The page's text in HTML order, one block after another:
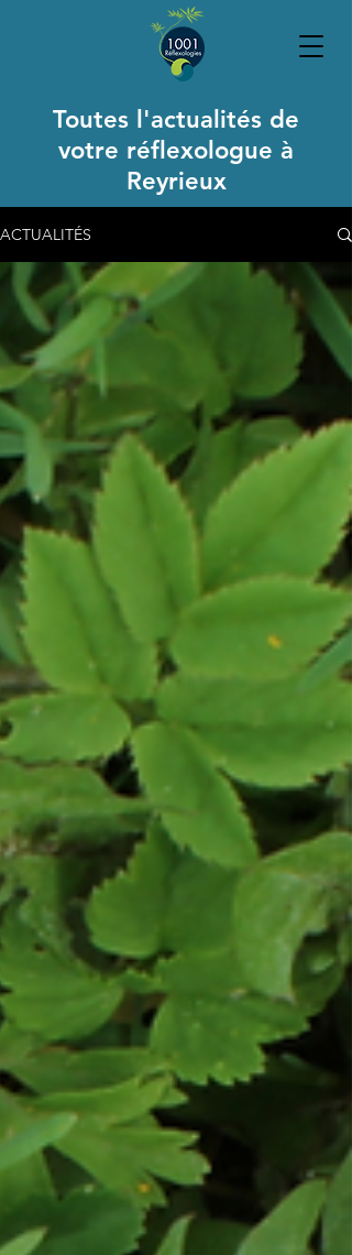
Toutes l'actualités de
votre réflexologue à
Reyrieux
ACTUALITÉS